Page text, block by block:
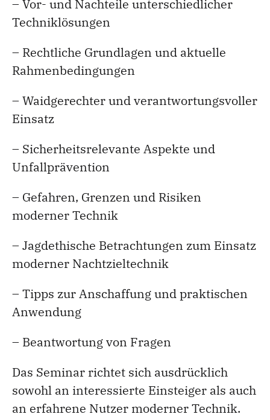
– Vor- und Nachteile unterschiedlicher
Techniklösungen
– Rechtliche Grundlagen und aktuelle
Rahmenbedingungen
– Waidgerechter und verantwortungsvoller
Einsatz
– Sicherheitsrelevante Aspekte und
Unfallprävention
– Gefahren, Grenzen und Risiken
moderner Technik
– Jagdethische Betrachtungen zum Einsatz
moderner Nachtzieltechnik
– Tipps zur Anschaffung und praktischen
Anwendung
– Beantwortung von Fragen
Das Seminar richtet sich ausdrücklich
sowohl an interessierte Einsteiger als auch
an erfahrene Nutzer moderner Technik.